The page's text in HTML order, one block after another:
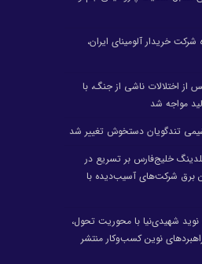
خریدار آلومینای ایران،
از اختلالات ناشی از جنگ، با
تندگویان دستخوش تغییر شد
خلیج‌فارس بر تسریع در
برق شرکت‌های آسیب‌دیده با
نوید شهیدی‌نیا با محوریت تحول،
نوین کسب‌وکار منتشر